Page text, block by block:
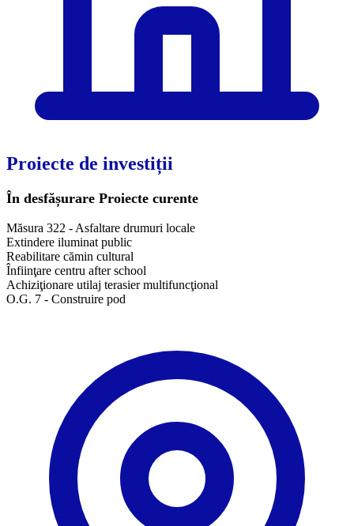
Proiecte de investiții
În desfășurare Proiecte curente
Măsura 322 - Asfaltare drumuri locale
Extindere iluminat public
Reabilitare cămin cultural
Înfiinţare centru after school
Achiziţionare utilaj terasier multifuncţional
O.G. 7 - Construire pod